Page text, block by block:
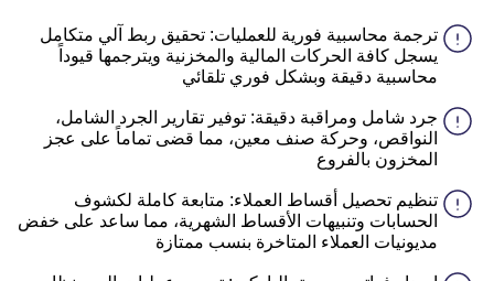
ترجمة محاسبية فورية للعمليات: تحقيق ربط آلي متكامل
يسجل كافة الحركات المالية والمخزنية ويترجمها قيوداً
محاسبية دقيقة وبشكل فوري تلقائي
جرد شامل ومراقبة دقيقة: توفير تقارير الجرد الشامل،
النواقص، وحركة صنف معين، مما قضى تماماً على عجز
المخزون بالفروع
تنظيم تحصيل أقساط العملاء: متابعة كاملة لكشوف
الحسابات وتنبيهات الأقساط الشهرية، مما ساعد على خفض
مديونيات العملاء المتاخرة بنسب ممتازة